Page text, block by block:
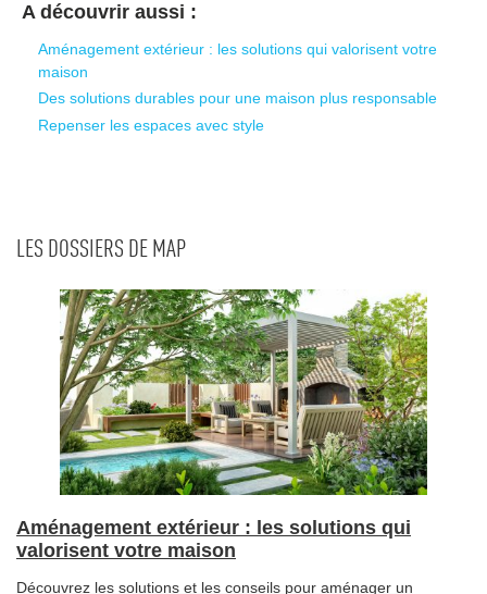
A découvrir aussi :
Aménagement extérieur : les solutions qui valorisent votre
maison
Des solutions durables pour une maison plus responsable
Repenser les espaces avec style
LES DOSSIERS DE MAP
Aménagement extérieur : les solutions qui
valorisent votre maison
Découvrez les solutions et les conseils pour aménager un